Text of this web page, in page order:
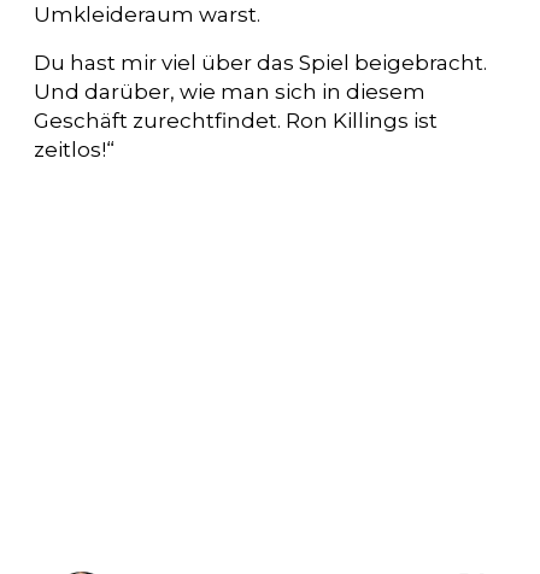
Umkleideraum warst.
Du hast mir viel über das Spiel beigebracht.
Und darüber, wie man sich in diesem
Geschäft zurechtfindet. Ron Killings ist
zeitlos!“